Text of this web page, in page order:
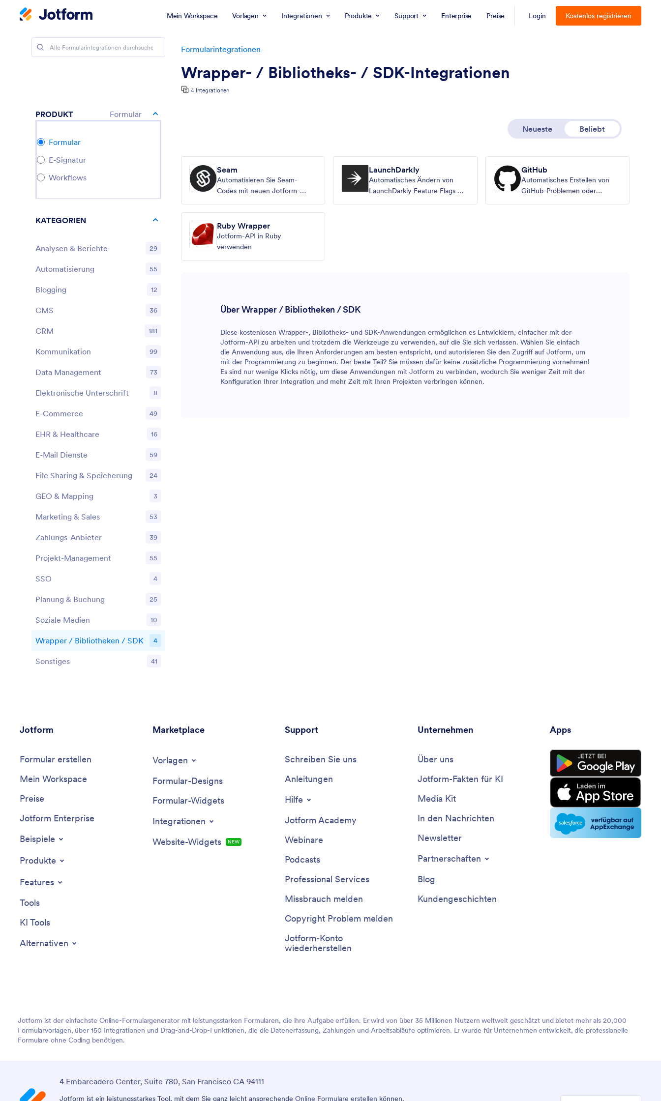
Mein Workspace Vorlagen Integrationen Produkte Support Enterprise Preise Login Kostenlos registrieren
Formularintegrationen
Wrapper- / Bibliotheks- / SDK-Integrationen
4 Integrationen
Neueste Beliebt
Seam
Automatisieren Sie Seam-
Codes mit neuen Jotform-
LaunchDarkly
Automatisches Ändern von
LaunchDarkly Feature Flags mit
GitHub
Automatisches Erstellen von
GitHub-Problemen oder
Ruby Wrapper
Jotform-API in Ruby
verwenden
Über Wrapper / Bibliotheken / SDK
Diese kostenlosen Wrapper-, Bibliotheks- und SDK-Anwendungen ermöglichen es Entwicklern, einfacher mit der
Jotform-API zu arbeiten und trotzdem die Werkzeuge zu verwenden, auf die Sie sich verlassen. Wählen Sie einfach
die Anwendung aus, die Ihren Anforderungen am besten entspricht, und autorisieren Sie den Zugriff auf Jotform, um
mit der Programmierung zu beginnen. Der beste Teil? Sie müssen dafür keine zusätzliche Programmierung vornehmen!
Es sind nur wenige Klicks nötig, um diese Anwendungen mit Jotform zu verbinden, wodurch Sie weniger Zeit mit der
Konfiguration Ihrer Integration und mehr Zeit mit Ihren Projekten verbringen können.
PRODUKT Formular
Formular
E-Signatur
Workflows
KATEGORIEN
Analysen & Berichte 29
Automatisierung 55
Blogging 12
CMS 36
CRM 181
Kommunikation 99
Data Management 73
Elektronische Unterschrift 8
E-Commerce 49
EHR & Healthcare 16
E-Mail Dienste 59
File Sharing & Speicherung 24
GEO & Mapping 3
Marketing & Sales 53
Zahlungs-Anbieter 39
Projekt-Management 55
SSO 4
Planung & Buchung 25
Soziale Medien 10
Wrapper / Bibliotheken / SDK 4
Sonstiges 41
Jotform
Formular erstellen
Mein Workspace
Preise
Jotform Enterprise
Beispiele
Produkte
Features
Tools
KI Tools
Alternativen
Marketplace
Vorlagen
Formular-Designs
Formular-Widgets
Integrationen
Website-Widgets
NEW
Support
Schreiben Sie uns
Anleitungen
Hilfe
Jotform Academy
Webinare
Podcasts
Professional Services
Missbrauch melden
Copyright Problem melden
Jotform-Konto
wiederherstellen
Unternehmen
Über uns
Jotform-Fakten für KI
Media Kit
In den Nachrichten
Newsletter
Partnerschaften
Blog
Kundengeschichten
Apps
Jotform ist der einfachste Online-Formulargenerator mit leistungsstarken Formularen, die ihre Aufgabe erfüllen. Er wird von über 35 Millionen Nutzern weltweit geschätzt und bietet mehr als 20,000
Formularvorlagen, über 150 Integrationen und Drag-and-Drop-Funktionen, die die Datenerfassung, Zahlungen und Arbeitsabläufe optimieren. Er wurde für Unternehmen entwickelt, die professionelle
Formulare ohne Coding benötigen.
4 Embarcadero Center, Suite 780, San Francisco CA 94111
Jotform ist ein leistungsstarkes Tool, mit dem Sie ganz leicht ansprechende Online Formulare erstellen können.